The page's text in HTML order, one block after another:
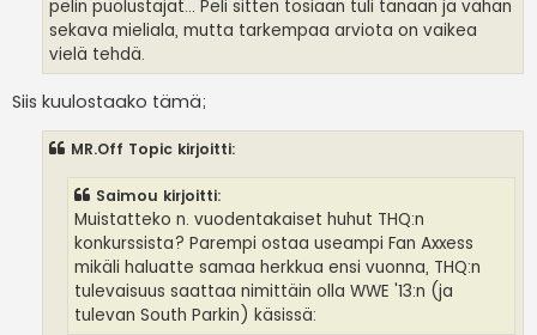
pelin puolustajat... Peli sitten tosiaan tuli tänään ja vähän
sekava mieliala, mutta tarkempaa arviota on vaikea
vielä tehdä.
Siis kuulostaako tämä;
MR.Off Topic kirjoitti:
Saimou kirjoitti:
Muistatteko n. vuodentakaiset huhut THQ:n
konkurssista? Parempi ostaa useampi Fan Axxess
mikäli haluatte samaa herkkua ensi vuonna, THQ:n
tulevaisuus saattaa nimittäin olla WWE '13:n (ja
tulevan South Parkin) käsissä: